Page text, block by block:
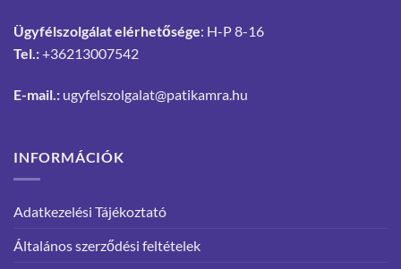
Ügyfélszolgálat elérhetősége: H-P 8-16
Tel.:+36213007542
E-mail.: ugyfelszolgalat@patikamra.hu
INFORMÁCIÓK
Adatkezelési Tájékoztató
Általános szerződési feltételek